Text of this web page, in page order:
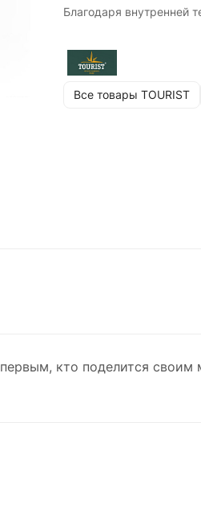
Благодаря внутренней
часть не нагревается.
Диаметр: 18 см.
Все товары TOURIST
кто поделится своим